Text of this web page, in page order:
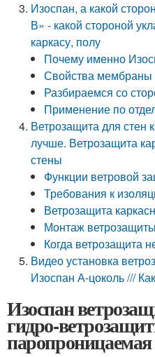
Изоспан, а какой
В» - какой стороной
каркасу, полу
Почему именно
Свойства мембраны
Разбираемся со
Применение по
Ветрозащита для стен
лучше. Ветрозащита
стены
Функции ветровой
Требования к
Ветрозащита
Монтаж
Когда ветрозащита
Видео установка
Изоспан А-цоколь ///
Изоспан
гидро-